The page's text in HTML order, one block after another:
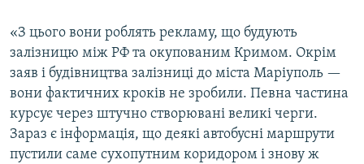
«З цього вони роблять рекламу, що будують
залізницю між РФ та окупованим Кримом. Окрім
заяв і будівництва залізниці до міста Маріуполь —
вони фактичних кроків не зробили. Певна частина
курсує через штучно створювані великі черги.
Зараз є інформація, що деякі автобусні маршрути
пустили саме сухопутним коридором і знову ж